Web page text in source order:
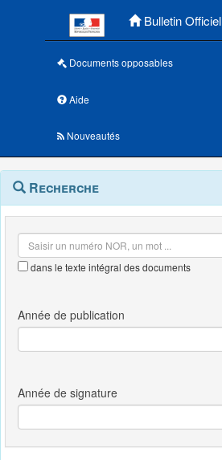
Bulletin Officiel
Documents opposables
Aide
Nouveautés
Navigation
outils
Menu
contextuel
Recherche
dans le texte intégral des documents